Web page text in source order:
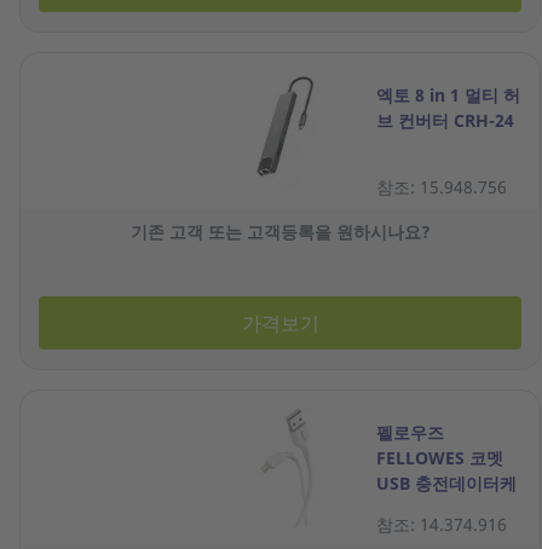
엑토 8 in 1 멀티 허
브 컨버터 CRH-24
참조: 15.948.756
기존 고객 또는 고객등록을 원하시나요?
가격보기
펠로우즈
FELLOWES 코멧
USB 충전데이터케
트
참조: 14.374.916